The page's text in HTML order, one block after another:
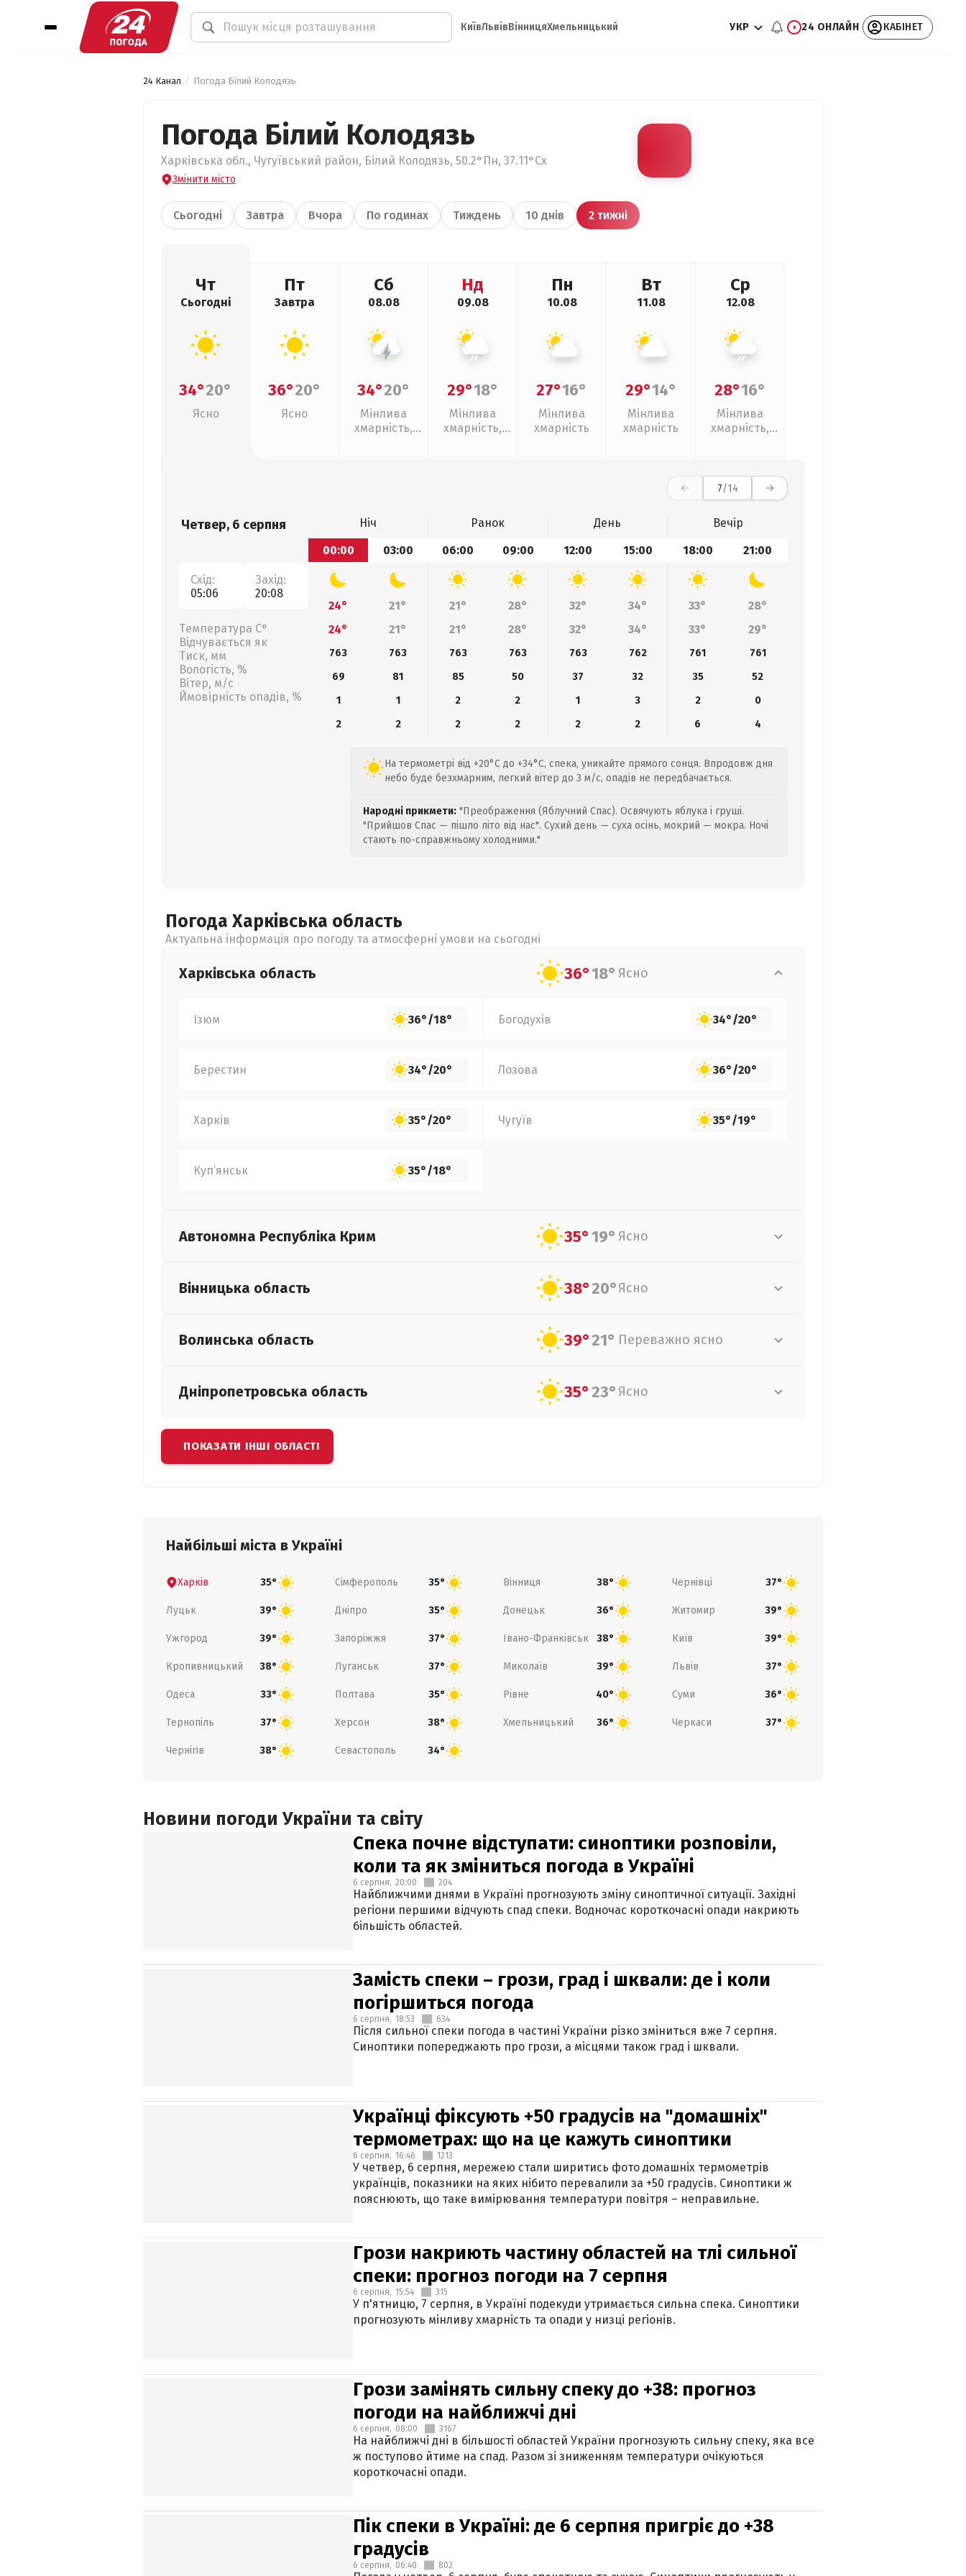
КиївЛьвівВінницяХмельницький УКР 24 ОНЛАЙН КАБІНЕТ
24 Канал Погода Білий Колодязь
Погода Білий Колодязь
Харківська обл., Чугуївський район, Білий Колодязь, 50.2°Пн, 37.11°Сх
Змінити місто
Сьогодні Завтра Вчора По годинах Тиждень 10 днів 2 тижні
Чт
Сьогодні
34°20°
Ясно
Пт
Завтра
36°20°
Ясно
Сб
08.08
34°20°
Мінлива
хмарність,
Нд
09.08
29°18°
Мінлива
хмарність,
Пн
10.08
27°16°
Мінлива
хмарність
Вт
11.08
29°14°
Мінлива
хмарність
Ср
12.08
28°16°
Мінлива
хмарність,
7/14
Четвер, 6 серпня
Схід:
05:06
Захід:
20:08
Температура С°
Відчувається як
Тиск, мм
Вологість, %
Вітер, м/с
Ймовірність опадів, %
Ніч Ранок День
Вечір
00:00
03:00 06:00 09:00 12:00 15:00 18:00 21:00
24° 21° 21° 28° 32° 34° 33°
28°
24°
21° 21° 28° 32° 34° 33° 29°
763 763 763 763 763 762 761
761
69
81 85 50 37 32 35
52
1
1 2 2 1 3 2
0
2
2 2 2 2 2 6 4
На термометрі від +20°C до +34°C, спека, уникайте прямого сонця. Впродовж дня
небо буде безхмарним, легкий вітер до 3 м/с, опадів не передбачається.
Народні прикмети: "Преображення (Яблучний Спас). Освячують яблука і груші.
"Прийшов Спас — пішло літо від нас". Сухий день — суха осінь, мокрий — мокра. Ночі
стають по-справжньому холодними."
Погода Харківська область
Актуальна інформація про погоду та атмосферні умови на сьогодні
Харківська область 36°18° Ясно
Ізюм 36°/18° Богодухів 34°/20°
Берестин 34°/20° Лозова 36°/20°
Харків 35°/20° Чугуїв 35°/19°
Куп’янськ 35°/18°
Автономна Республіка Крим 35°19° Ясно
Вінницька область 38°20°Ясно
Волинська область 39°21° Переважно ясно
Дніпропетровська область 35°23° Ясно
ПОКАЗАТИ ІНШІ ОБЛАСТІ
Найбільші міста в Україні
Харків 35° Сімферополь 35° Вінниця 38° Чернівці 37°
Луцьк 39° Дніпро 35° Донецьк 36° Житомир 39°
Ужгород 39° Запоріжжя 37° Івано-Франківськ 38° Київ 39°
Кропивницький 38° Луганськ 37° Миколаїв 39° Львів 37°
Одеса 33° Полтава 35° Рівне 40° Суми 36°
Тернопіль 37° Херсон 38° Хмельницький 36° Черкаси 37°
Чернігів 38° Севастополь 34°
Новини погоди України та світу
Спека почне відступати: синоптики розповіли,
коли та як зміниться погода в Україні
6 серпня, 20:00 204
Найближчими днями в Україні прогнозують зміну синоптичної ситуації. Західні
регіони першими відчують спад спеки. Водночас короткочасні опади накриють
більшість областей.
Замість спеки – грози, град і шквали: де і коли
погіршиться погода
6 серпня, 18:53 634
Після сильної спеки погода в частині України різко зміниться вже 7 серпня.
Синоптики попереджають про грози, а місцями також град і шквали.
Українці фіксують +50 градусів на "домашніх"
термометрах: що на це кажуть синоптики
6 серпня, 16:46 1213
У четвер, 6 серпня, мережею стали ширитись фото домашніх термометрів
українців, показники на яких нібито перевалили за +50 градусів. Синоптики ж
пояснюють, що таке вимірювання температури повітря – неправильне.
Грози накриють частину областей на тлі сильної
спеки: прогноз погоди на 7 серпня
6 серпня, 15:54 315
У п'ятницю, 7 серпня, в Україні подекуди утримається сильна спека. Синоптики
прогнозують мінливу хмарність та опади у низці регіонів.
Грози замінять сильну спеку до +38: прогноз
погоди на найближчі дні
6 серпня, 08:00 3167
На найближчі дні в більшості областей України прогнозують сильну спеку, яка все
ж поступово йтиме на спад. Разом зі зниженням температури очікуються
короткочасні опади.
Пік спеки в Україні: де 6 серпня пригріє до +38
градусів
6 серпня, 06:40 802